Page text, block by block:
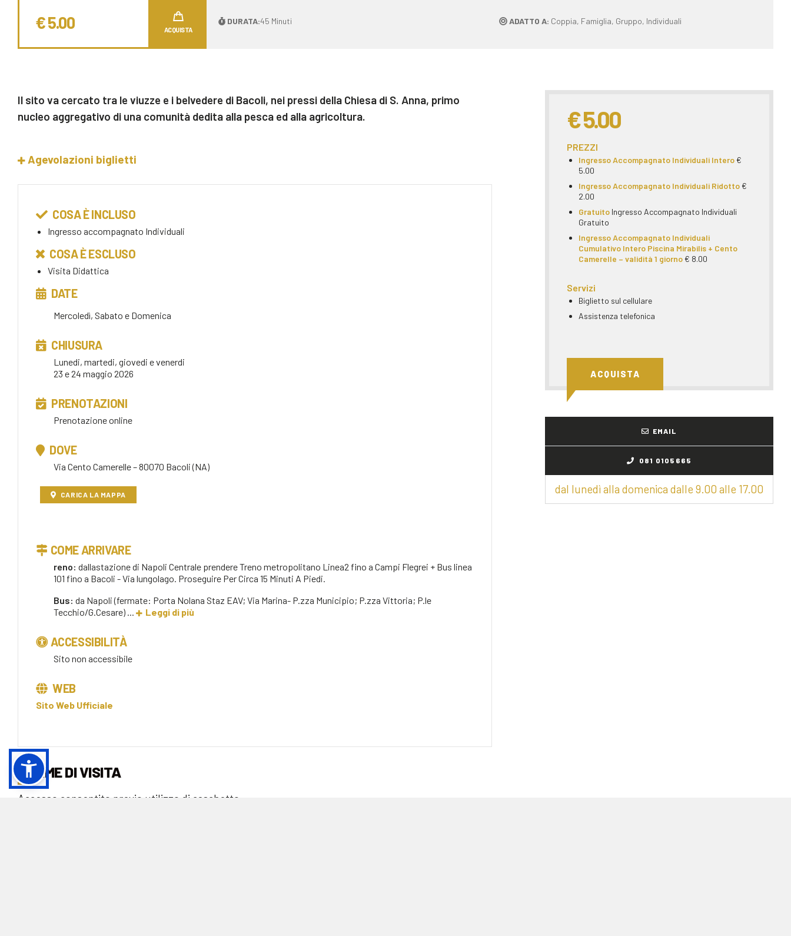
€ 5.00 ACQUISTA
DURATA:45 Minuti ADATTO A: Coppia, Famiglia, Gruppo, Individuali
Il sito va cercato tra le viuzze e i belvedere di Bacoli, nei pressi della Chiesa di S. Anna, primo
nucleo aggregativo di una comunità dedita alla pesca ed alla agricoltura.
Agevolazioni biglietti
COSA È INCLUSO
Ingresso accompagnato Individuali
COSA È ESCLUSO
Visita Didattica
DATE
Mercoledì, Sabato e Domenica
CHIUSURA
Lunedi, martedi, giovedi e venerdi
23 e 24 maggio 2026
PRENOTAZIONI
Prenotazione online
DOVE
Via Cento Camerelle – 80070 Bacoli (NA)
CARICA LA MAPPA
COME ARRIVARE
reno: dallastazione di Napoli Centrale prendere Treno metropolitano Linea2 fino a Campi Flegrei + Bus linea
101 fino a Bacoli - Via lungolago. Proseguire Per Circa 15 Minuti A Piedi.
Bus: da Napoli (fermate: Porta Nolana Staz EAV; Via Marina- P.zza Municipio; P.zza Vittoria; P.le
Tecchio/G.Cesare) ...
Leggi di più
ACCESSIBILITÀ
Sito non accessibile
WEB
Sito Web Ufficiale
NORME DI VISITA
Accesso consentito previo utilizzo di caschetto
€ 5.00
PREZZI
Ingresso Accompagnato Individuali Intero€
5.00
Ingresso Accompagnato Individuali Ridotto€
2.00
Gratuito Ingresso Accompagnato Individuali
Gratuito
Ingresso Accompagnato Individuali
Cumulativo Intero Piscina Mirabilis + Cento
Camerelle – validità 1 giorno€ 8.00
Servizi
Biglietto sul cellulare
Assistenza telefonica
ACQUISTA
EMAIL
081 0105665
dal lunedì alla domenica dalle 9.00 alle 17.00